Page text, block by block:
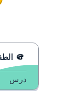
درس